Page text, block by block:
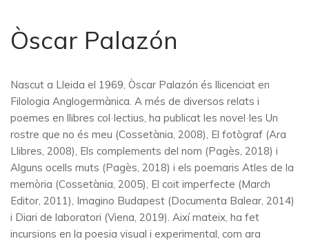
Òscar Palazón
Nascut a Lleida el 1969, Òscar Palazón és llicenciat en
Filologia Anglogermànica. A més de diversos relats i
poemes en llibres col·lectius, ha publicat les novel·les Un
rostre que no és meu (Cossetània, 2008), El fotògraf (Ara
Llibres, 2008), Els complements del nom (Pagès, 2018) i
Alguns ocells muts (Pagès, 2018) i els poemaris Atles de la
memòria (Cossetània, 2005), El coit imperfecte (March
Editor, 2011), Imagino Budapest (Documenta Balear, 2014)
i Diari de laboratori (Viena, 2019). Així mateix, ha fet
incursions en la poesia visual i experimental, com ara